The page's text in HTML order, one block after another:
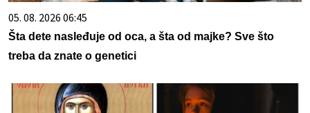
05. 08. 2026 06:45
Šta dete nasleđuje od oca, a šta od majke? Sve što
treba da znate o genetici